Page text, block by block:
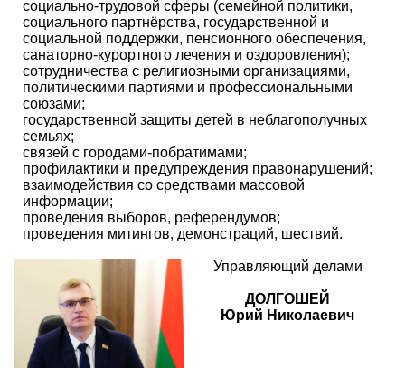
социально-трудовой сферы (семейной политики,
социального партнёрства, государственной и
социальной поддержки, пенсионного обеспечения,
санаторно-курортного лечения и оздоровления);
сотрудничества с религиозными организациями,
политическими партиями и профессиональными
союзами;
государственной защиты детей в неблагополучных
семьях;
связей с городами-побратимами;
профилактики и предупреждения правонарушений;
взаимодействия со средствами массовой
информации;
проведения выборов, референдумов;
проведения митингов, демонстраций, шествий.
Управляющий делами
ДОЛГОШЕЙ
Юрий Николаевич